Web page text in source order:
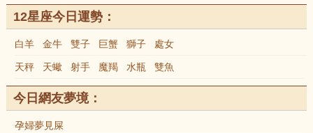
12星座今日運勢：
白羊 金牛 雙子 巨蟹 獅子 處女
天秤 天蠍 射手 魔羯 水瓶 雙魚
今日網友夢境：
孕婦夢見屎